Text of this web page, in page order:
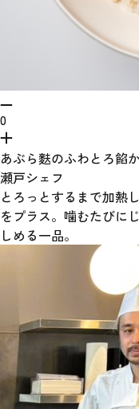
0
あぶら麩のふわとろ餡
瀬戸シェフ
とろっとするまで加熱
をプラス。噛むたびに
しめる一品。